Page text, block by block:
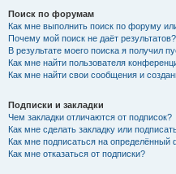
Поиск по форумам
Как мне выполнить поиск по форуму
Почему мой поиск не даёт результатов?
В результате моего поиска я получил
Как мне найти пользователя
Как мне найти свои сообщения и
Подписки и закладки
Чем закладки отличаются от подписок?
Как мне сделать закладку или
Как мне подписаться на определённый
Как мне отказаться от подписки?